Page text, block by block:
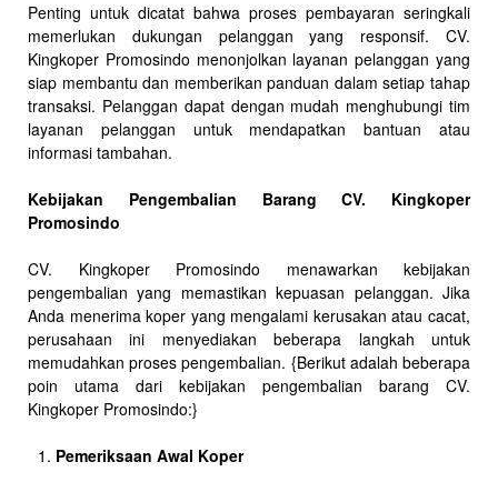
Penting untuk dicatat bahwa proses pembayaran seringkali
memerlukan dukungan pelanggan yang responsif. CV.
Kingkoper Promosindo menonjolkan layanan pelanggan yang
siap membantu dan memberikan panduan dalam setiap tahap
transaksi. Pelanggan dapat dengan mudah menghubungi tim
layanan pelanggan untuk mendapatkan bantuan atau
informasi tambahan.
Kebijakan Pengembalian Barang CV. Kingkoper
Promosindo
CV. Kingkoper Promosindo menawarkan kebijakan
pengembalian yang memastikan kepuasan pelanggan. Jika
Anda menerima koper yang mengalami kerusakan atau cacat,
perusahaan ini menyediakan beberapa langkah untuk
memudahkan proses pengembalian. {Berikut adalah beberapa
poin utama dari kebijakan pengembalian barang CV.
Kingkoper Promosindo:}
Pemeriksaan Awal Koper